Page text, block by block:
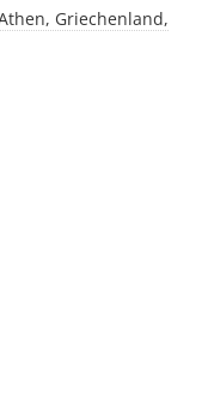
Griechenland,